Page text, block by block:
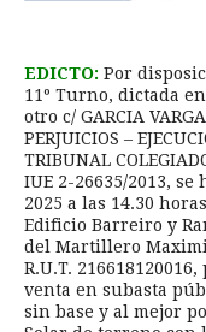
EDICTO: Por
11º Turno, dictada en
otro c/ GARCIA
PERJUICIOS –
TRIBUNAL
IUE 2-26635/2013,
2025 a las 14.30
Edificio Barreiro y
del Martillero
R.U.T.
venta en subasta
sin base y al mejor